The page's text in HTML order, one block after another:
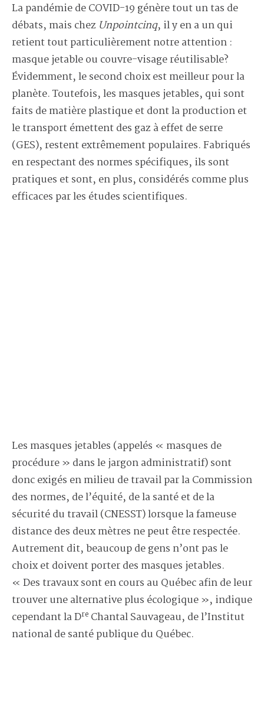
La pandémie de COVID-19 génère tout un tas de
débats, mais chez Unpointcinq, il y en a un qui
retient tout particulièrement notre attention :
masque jetable ou couvre-visage réutilisable?
Évidemment, le second choix est meilleur pour la
planète. Toutefois, les masques jetables, qui sont
faits de matière plastique et dont la production et
le transport émettent des gaz à effet de serre
(GES), restent extrêmement populaires. Fabriqués
en respectant des normes spécifiques, ils sont
pratiques et sont, en plus, considérés comme plus
efficaces par les études scientifiques.
Les masques jetables (appelés « masques de
procédure » dans le jargon administratif) sont
donc exigés en milieu de travail par la Commission
des normes, de l’équité, de la santé et de la
sécurité du travail (CNESST) lorsque la fameuse
distance des deux mètres ne peut être respectée.
Autrement dit, beaucoup de gens n’ont pas le
choix et doivent porter des masques jetables.
« Des travaux sont en cours au Québec afin de leur
trouver une alternative plus écologique », indique
cependant la Dre Chantal Sauvageau, de l’Institut
national de santé publique du Québec.